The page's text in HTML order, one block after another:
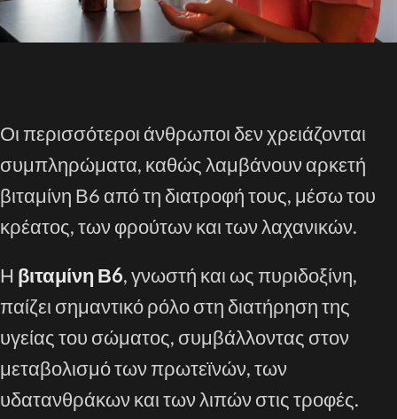
Οι περισσότεροι άνθρωποι δεν χρειάζονται
συμπληρώματα, καθώς λαμβάνουν αρκετή
βιταμίνη Β6 από τη διατροφή τους, μέσω του
κρέατος, των φρούτων και των λαχανικών.
Η βιταμίνη Β6, γνωστή και ως πυριδοξίνη,
παίζει σημαντικό ρόλο στη διατήρηση της
υγείας του σώματος, συμβάλλοντας στον
μεταβολισμό των πρωτεϊνών, των
υδατανθράκων και των λιπών στις τροφές.